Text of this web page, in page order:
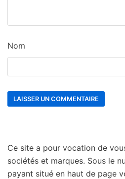
Nom
Ce site a pour vocation de
sociétés et marques. Sous le
payant situé en haut de page